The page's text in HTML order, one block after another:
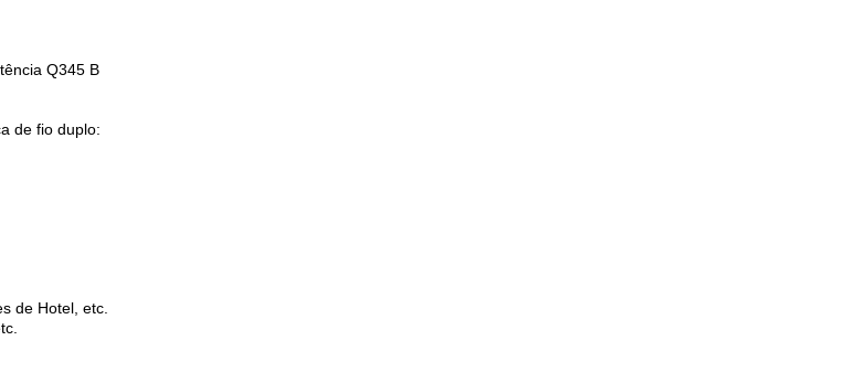
Q345 B
de fio duplo:
de Hotel, etc.